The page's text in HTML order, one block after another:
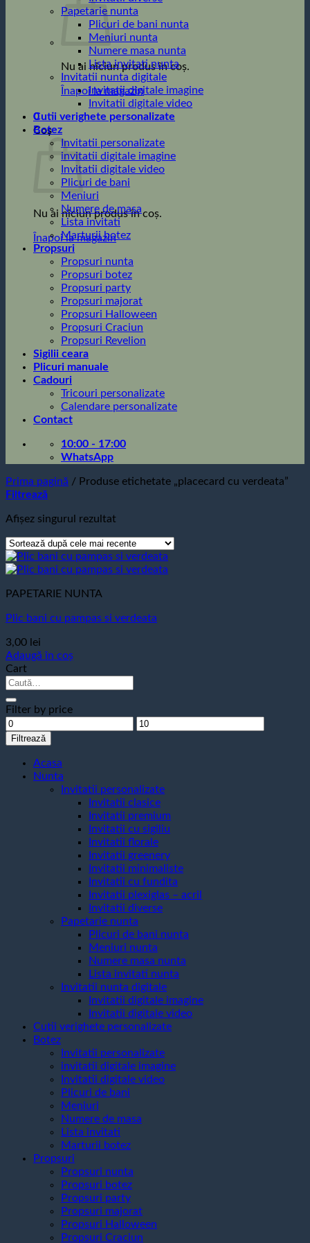
Nu ai niciun produs în coș.
Înapoi la magazin
0
Coș
Nu ai niciun produs în coș.
Înapoi la magazin
Papetarie nunta
Plicuri de bani nunta
Meniuri nunta
Numere masa nunta
Lista invitati nunta
Invitatii nunta digitale
Invitatii digitale imagine
Invitatii digitale video
Cutii verighete personalizate
Botez
Invitatii personalizate
invitatii digitale imagine
Invitatii digitale video
Plicuri de bani
Meniuri
Numere de masa
Lista invitati
Marturii botez
Propsuri
Propsuri nunta
Propsuri botez
Propsuri party
Propsuri majorat
Propsuri Halloween
Propsuri Craciun
Propsuri Revelion
Sigilii ceara
Plicuri manuale
Cadouri
Tricouri personalizate
Calendare personalizate
Contact
10:00 - 17:00
WhatsApp
Prima pagină / Produse etichetate „placecard cu verdeata”
Filtrează
Afișez singurul rezultat
PAPETARIE NUNTA
Plic bani cu pampas si verdeata
3,00 lei
Adaugă în coș
Cart
Caută
Filter by price
Preț
minim
Preț
Filtrează
Acasa
Nunta
Invitatii personalizate
Invitatii clasice
Invitatii premium
Invitatii cu sigiliu
Invitatii florale
Invitatii greenery
Invitatii minimaliste
Invitatii cu fundita
Invitatii plexiglas – acril
Invitatii diverse
Papetarie nunta
Plicuri de bani nunta
Meniuri nunta
Numere masa nunta
Lista invitati nunta
Invitatii nunta digitale
Invitatii digitale imagine
Invitatii digitale video
Cutii verighete personalizate
Botez
Invitatii personalizate
invitatii digitale imagine
Invitatii digitale video
Plicuri de bani
Meniuri
Numere de masa
Lista invitati
Marturii botez
Propsuri
Propsuri nunta
Propsuri botez
Propsuri party
Propsuri majorat
Propsuri Halloween
Propsuri Craciun